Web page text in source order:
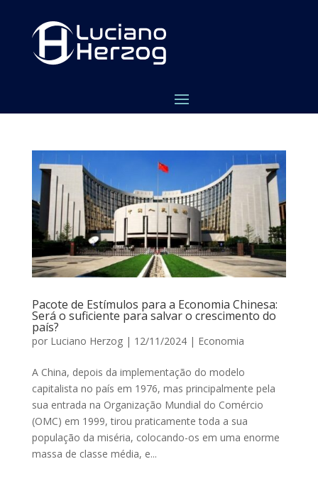
Pacote de Estímulos para a Economia Chinesa:
Será o suficiente para salvar o crescimento do
país?
por Luciano Herzog| 12/11/2024| Economia
A China, depois da implementação do modelo
capitalista no país em 1976, mas principalmente pela
sua entrada na Organização Mundial do Comércio
(OMC) em 1999, tirou praticamente toda a sua
população da miséria, colocando-os em uma enorme
massa de classe média, e...